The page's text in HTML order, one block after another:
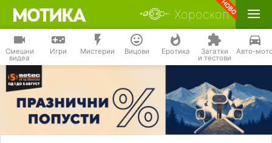
Хороскоп
Смешни
видеа
Игри Мистерии Вицови Еротика Загатки
и тестови
Авто-